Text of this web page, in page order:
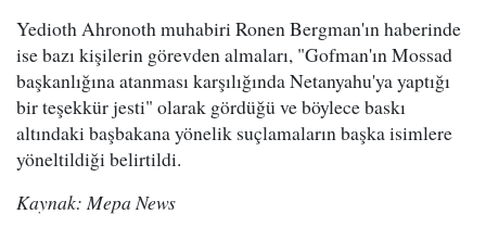
Yedioth Ahronoth muhabiri Ronen Bergman'ın haberinde
ise bazı kişilerin görevden almaları, "Gofman'ın Mossad
başkanlığına atanması karşılığında Netanyahu'ya yaptığı
bir teşekkür jesti" olarak gördüğü ve böylece baskı
altındaki başbakana yönelik suçlamaların başka isimlere
yöneltildiği belirtildi.
Kaynak: Mepa News